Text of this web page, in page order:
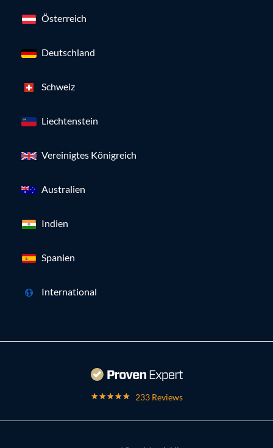
Österreich
Deutschland
Schweiz
Liechtenstein
Vereinigtes Königreich
Australien
Indien
Spanien
International
233 Reviews